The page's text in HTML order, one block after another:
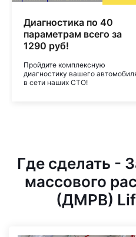
Диагностика по 40
параметрам всего за
1290 руб!
Пройдите комплексную
диагностику вашего
в сети наших СТО!
Где сделать -
массового
(ДМРВ)